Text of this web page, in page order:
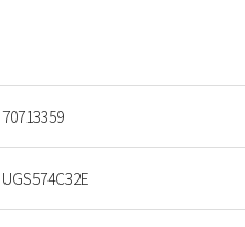
70713359
UGS574C32E